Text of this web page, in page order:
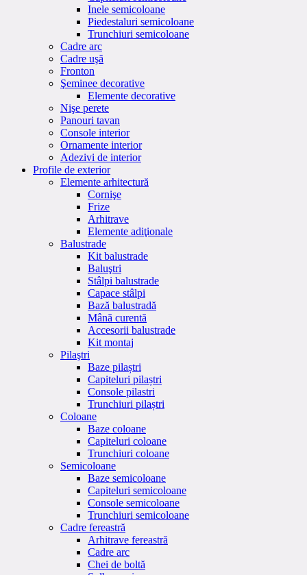
Inele semicoloane
Piedestaluri semicoloane
Trunchiuri semicoloane
Cadre arc
Cadre uşă
Fronton
Şeminee decorative
Elemente decorative
Nişe perete
Panouri tavan
Console interior
Ornamente interior
Adezivi de interior
Profile de exterior
Elemente arhitectură
Cornişe
Frize
Arhitrave
Elemente adiţionale
Balustrade
Kit balustrade
Baluştri
Stâlpi balustrade
Capace stâlpi
Bază balustradă
Mână curentă
Accesorii balustrade
Kit montaj
Pilaştri
Baze pilaștri
Capiteluri pilaștri
Console pilastri
Trunchiuri pilaștri
Coloane
Baze coloane
Capiteluri coloane
Trunchiuri coloane
Semicoloane
Baze semicoloane
Capiteluri semicoloane
Console semicoloane
Trunchiuri semicoloane
Cadre fereastră
Arhitrave fereastră
Cadre arc
Chei de boltă